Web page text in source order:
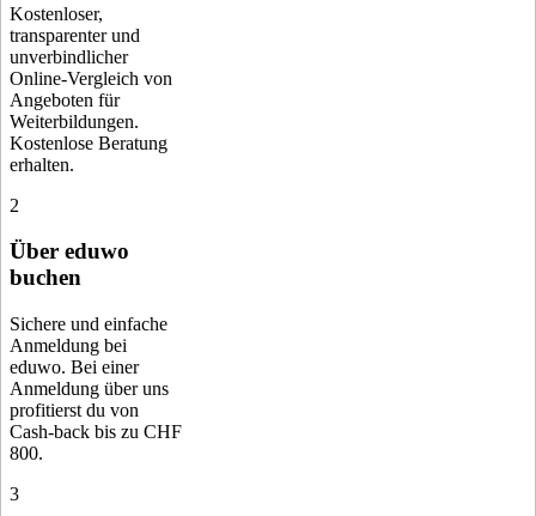
Kostenloser,
transparenter und
unverbindlicher
Online-Vergleich von
Angeboten für
Weiterbildungen.
Kostenlose Beratung
erhalten.
2
Über eduwo
buchen
Sichere und einfache
Anmeldung bei
eduwo. Bei einer
Anmeldung über uns
profitierst du von
Cash-back bis zu CHF
800.
3